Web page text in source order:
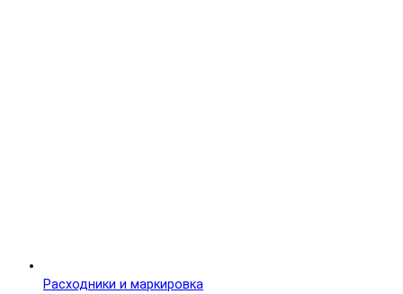
Расходники и маркировка